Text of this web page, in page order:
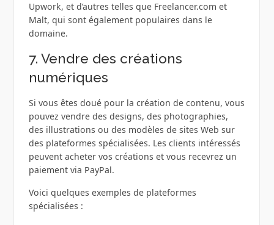
Upwork, et d’autres telles que Freelancer.com et
Malt, qui sont également populaires dans le
domaine.
7. Vendre des créations
numériques
Si vous êtes doué pour la création de contenu, vous
pouvez vendre des designs, des photographies,
des illustrations ou des modèles de sites Web sur
des plateformes spécialisées. Les clients intéressés
peuvent acheter vos créations et vous recevrez un
paiement via PayPal.
Voici quelques exemples de plateformes
spécialisées :